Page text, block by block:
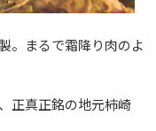
。まるで霜降り肉のよ
正真正銘の地元柿崎